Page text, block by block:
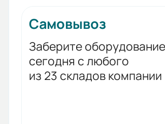
Самовывоз
Заберите оборудование
сегодня с любого
из 23 складов компании